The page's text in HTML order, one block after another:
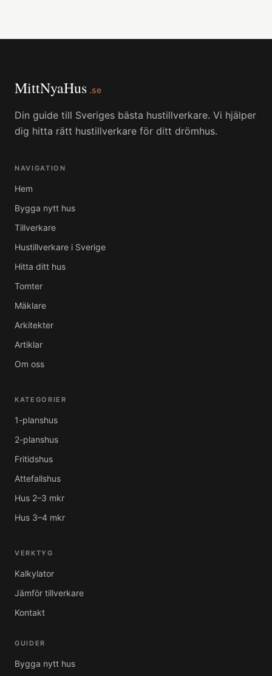
MittNyaHus .se
Din guide till Sveriges bästa hustillverkare. Vi hjälper
dig hitta rätt hustillverkare för ditt drömhus.
NAVIGATION
Hem
Bygga nytt hus
Tillverkare
Hustillverkare i Sverige
Hitta ditt hus
Tomter
Mäklare
Arkitekter
Artiklar
Om oss
KATEGORIER
1-planshus
2-planshus
Fritidshus
Attefallshus
Hus 2–3 mkr
Hus 3–4 mkr
VERKTYG
Kalkylator
Jämför tillverkare
Kontakt
GUIDER
Bygga nytt hus